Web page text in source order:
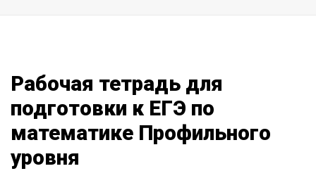
Рабочая тетрадь для
подготовки к ЕГЭ по
математике Профильного
уровня